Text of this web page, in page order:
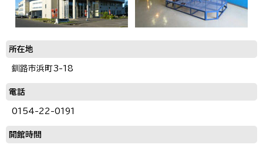
所在地
釧路市浜町3-18
電話
0154-22-0191
開館時間